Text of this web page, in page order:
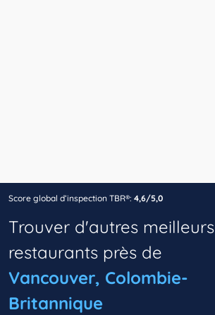
Score global d’inspection TBR®: 4,6/5,0
Trouver d'autres meilleurs
restaurants près de
Vancouver, Colombie-
Britannique